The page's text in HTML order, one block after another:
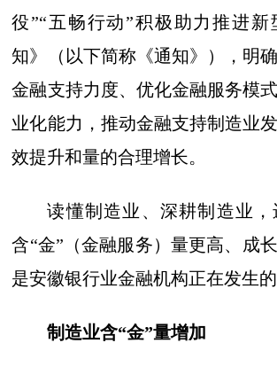
役”“五畅行动”积极助力推进新
知》（以下简称《通知》），明
金融支持力度、优化金融服务模
业化能力，推动金融支持制造业
效提升和量的合理增长。
读懂制造业、深耕制造业
含“金”（金融服务）量更高、成
是安徽银行业金融机构正在发生的
制造业含“金”量增加